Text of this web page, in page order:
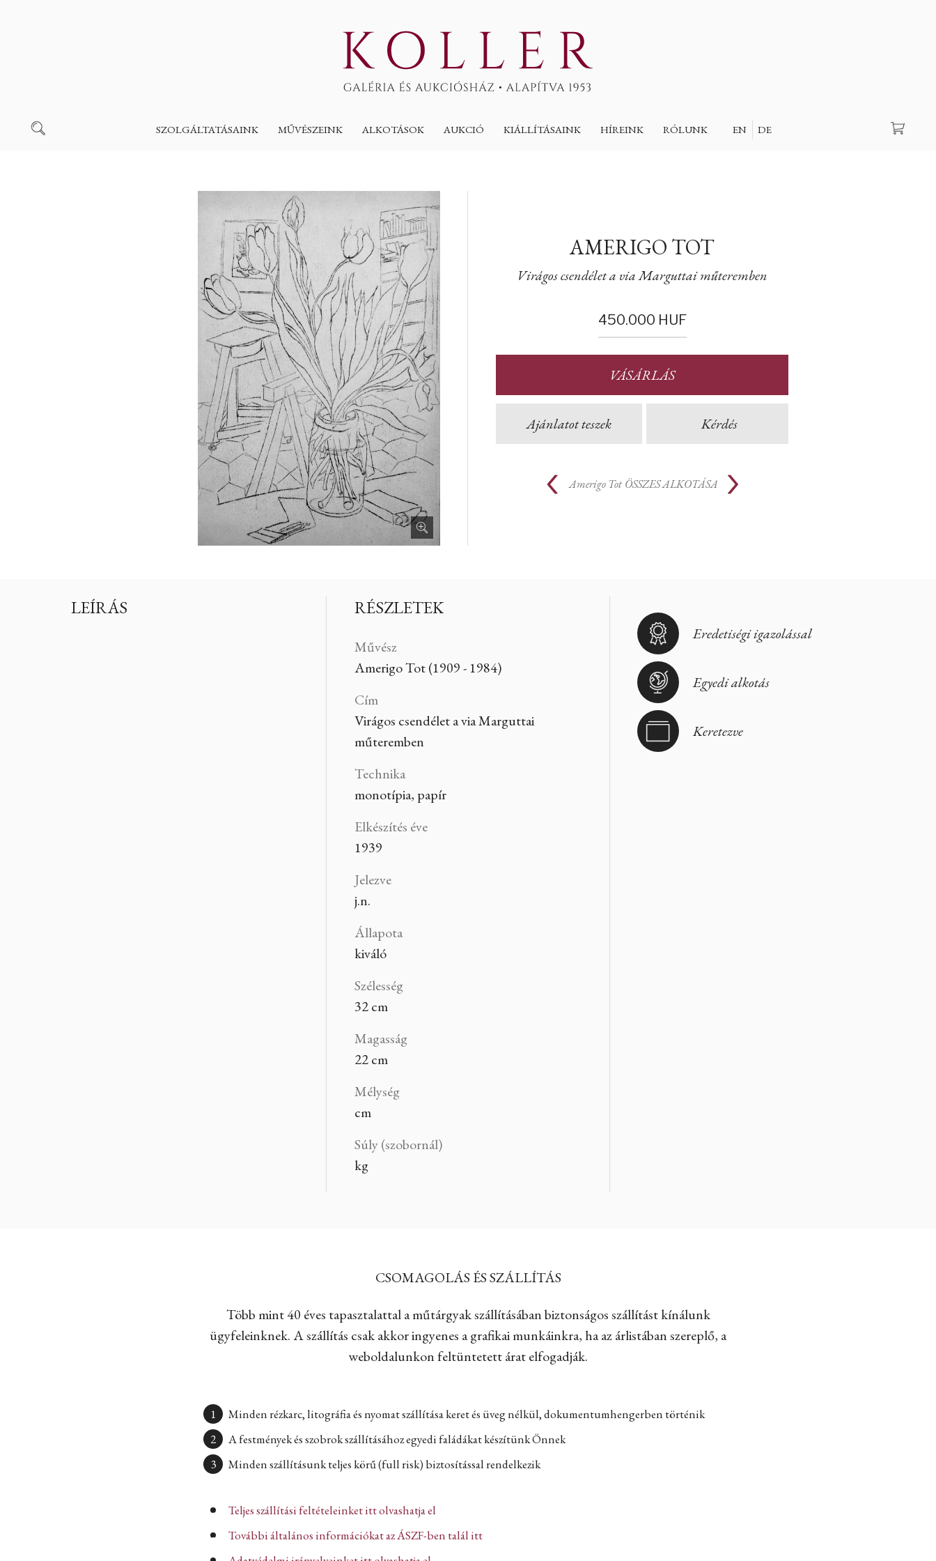
SZOLGÁLTATÁSAINK MŰVÉSZEINK ALKOTÁSOK AUKCIÓ KIÁLLÍTÁSAINK HÍREINK RÓLUNK EN DE
Keresés
AMERIGO TOT
Virágos csendélet a via Marguttai műteremben
450.000 HUF
VÁSÁRLÁS
Ajánlatot teszek Kérdés
Amerigo Tot ÖSSZES ALKOTÁSA
LEÍRÁS RÉSZLETEK
Művész
Amerigo Tot (1909 - 1984)
Cím
Virágos csendélet a via Marguttai
műteremben
Technika
monotípia, papír
Elkészítés éve
1939
Jelezve
j.n.
Állapota
kiváló
Szélesség
32 cm
Magasság
22 cm
Mélység
cm
Súly (szobornál)
kg
Eredetiségi igazolással
Egyedi alkotás
Keretezve
CSOMAGOLÁS ÉS SZÁLLÍTÁS
Több mint 40 éves tapasztalattal a műtárgyak szállításában biztonságos szállítást kínálunk
ügyfeleinknek. A szállítás csak akkor ingyenes a grafikai munkáinkra, ha az árlistában szereplő, a
weboldalunkon feltüntetett árat elfogadják.
Minden rézkarc, litográfia és nyomat szállítása keret és üveg nélkül, dokumentumhengerben történik
A festmények és szobrok szállításához egyedi faládákat készítünk Önnek
Minden szállításunk teljes körű (full risk) biztosítással rendelkezik
Teljes szállítási feltételeinket itt olvashatja el
További általános információkat az ÁSZF-ben talál itt